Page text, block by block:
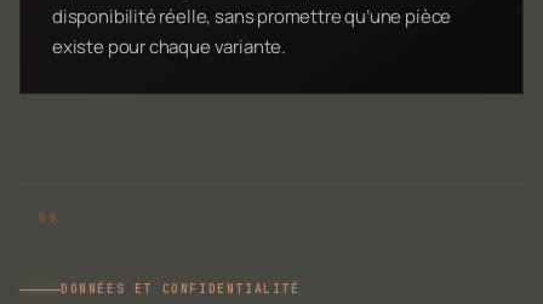
disponibilité réelle, sans promettre qu’une pièce
existe pour chaque variante.
DONNÉES ET CONFIDENTIALITÉ